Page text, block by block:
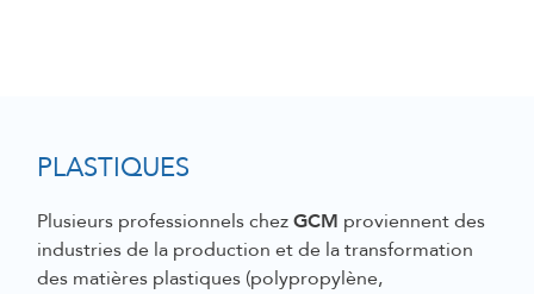
PLASTIQUES
Plusieurs professionnels chezGCM proviennent des
industries de la production et de la transformation
des matières plastiques (polypropylène,